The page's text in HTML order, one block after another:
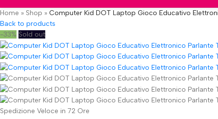
Home » Shop » Computer Kid DOT Laptop Gioco Educativo
Back to products
-33% Sold out
Spedizione Veloce in 72 Ore